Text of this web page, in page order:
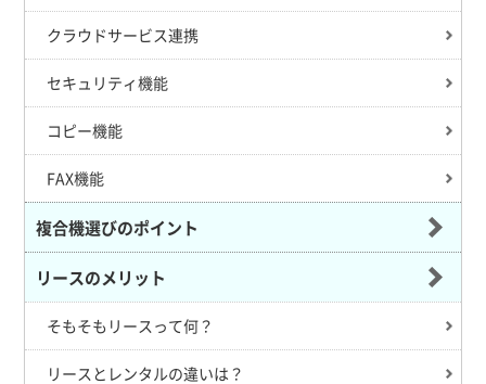
クラウドサービス連携
セキュリティ機能
コピー機能
FAX機能
複合機選びのポイント
リースのメリット
そもそもリースって何？
リースとレンタルの違いは？